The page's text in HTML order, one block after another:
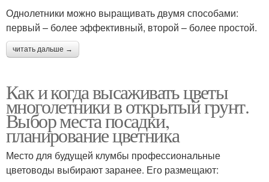
Однолетники можно выращивать двумя способами:
первый – более эффективный, второй – более простой.
читать дальше →
Как и когда высаживать цветы
многолетники в открытый грунт.
Выбор места посадки,
планирование цветника
Место для будущей клумбы профессиональные
цветоводы выбирают заранее. Его размещают: